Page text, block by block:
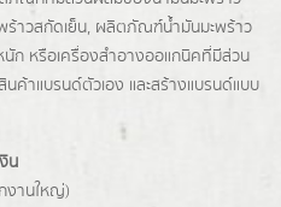
พร้าวสกัดเย็น, ผลิตภัณฑ์น้ำมันมะพร้าว
นัก หรือเครื่องสำอางออแกนิคที่มีส่วน
าแบรนด์ตัวเอง และสร้างแบรนด์แบบ
น
งานใหญ่)